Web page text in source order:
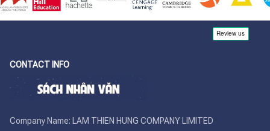
CONTACT INFO
Company Name: LAM THIEN HUNG COMPANY LIMITED